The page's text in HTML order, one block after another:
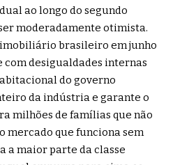
ao longo do segundo
moderadamente otimista.
brasileiro em junho
com desigualdades internas
do governo
da indústria e garante o
milhões de famílias que não
mercado que funciona sem
a maior parte da classe